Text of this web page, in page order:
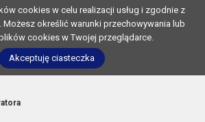
cookies w celu realizacji usług i zgodnie z
Możesz określić warunki przechowywania lub
cookies w Twojej przeglądarce.
Akceptuję ciasteczka